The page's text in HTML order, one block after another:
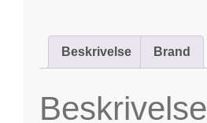
Beskrivelse Brand
Beskrivelse